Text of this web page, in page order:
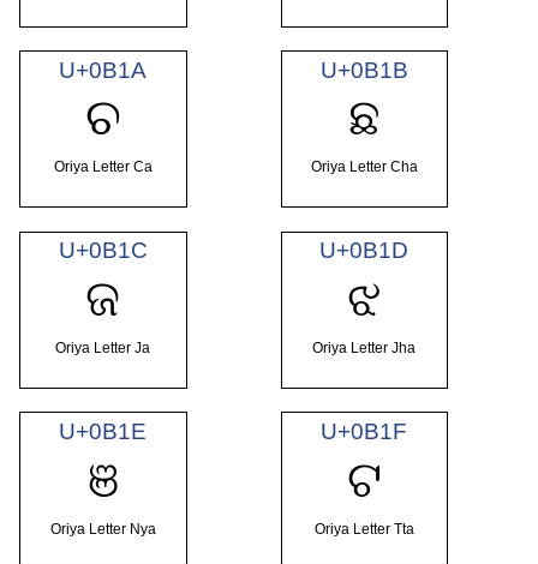
U+0B1A
ଚ
Oriya Letter Ca
U+0B1B
ଛ
Oriya Letter Cha
U+0B1C
ଜ
Oriya Letter Ja
U+0B1D
ଝ
Oriya Letter Jha
U+0B1E
ଞ
Oriya Letter Nya
U+0B1F
ଟ
Oriya Letter Tta